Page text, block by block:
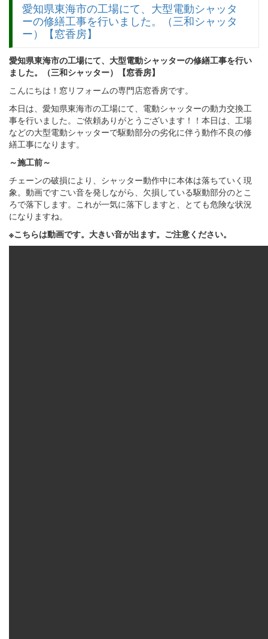
愛知県東海市の工場にて、大型電動シャッタ
ーの修繕工事を行いました。（三和シャッタ
ー）【窓香房】
愛知県東海市の工場にて、大型電動シャッターの修繕工事を行い
ました。（三和シャッター）【窓香房】
こんにちは！窓リフォームの専門店窓香房です。
本日は、愛知県東海市の工場にて、電動シャッターの動力交換工
事を行いました。ご依頼ありがとうございます！！本日は、工場
などの大型電動シャッターで駆動部分の劣化に伴う動作不良の修
繕工事になります。
～施工前～
チェーンの破損により、シャッター動作中に本体は落ちていく現
象。動画ですごい音を発しながら、欠損している駆動部分のとこ
ろで落下します。これが一気に落下しますと、とても危険な状況
になりますね。
※こちらは動画です。大きい音が出ます。ご注意ください。